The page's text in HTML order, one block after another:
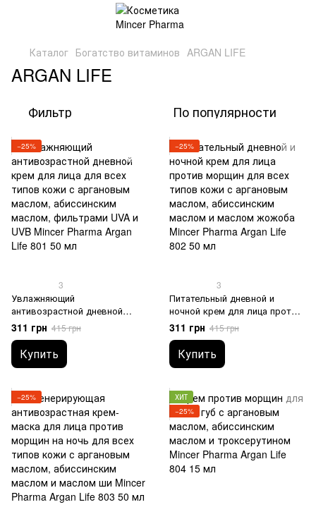
Каталог Богатство витаминов ARGAN LIFE
ARGAN LIFE
Фильтр По популярности
−25%
3
Увлажняющий
антивозрастной дневной
крем для лица для всех типов
кожи с аргановым маслом,
абиссинским маслом,
фильтрами UVA и UVB Mincer
311 грн 415 грн
Купить
−25%
3
Питательный дневной и
ночной крем для лица против
морщин для всех типов кожи
с аргановым маслом,
абиссинским маслом и
маслом жожоба Mincer
311 грн 415 грн
Купить
−25%
ХИТ
−25%